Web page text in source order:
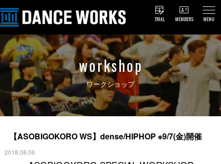
TRIAL MEMBERS MENU
workshop
ワークショップ
【ASOBIGOKORO WS】dense/HIPHOP ※9/7(金)開催
2018.08.06